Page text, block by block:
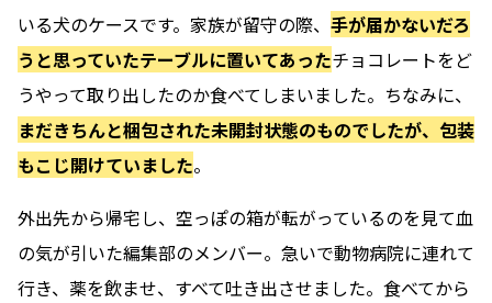
いる犬のケースです。家族が留守の際、 手が届かないだろ
うと思っていたテーブルに置いてあったチョコレートをど
うやって取り出したのか食べてしまいました。ちなみに、
まだきちんと梱包された未開封状態のものでしたが、包装
もこじ開けていました。
外出先から帰宅し、空っぽの箱が転がっているのを見て血
の気が引いた編集部のメンバー。急いで動物病院に連れて
行き、薬を飲ませ、すべて吐き出させました。食べてから